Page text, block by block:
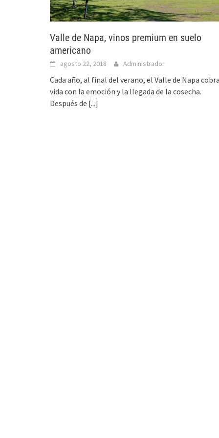
Valle de Napa, vinos premium en suelo
americano
agosto 22, 2018 Administrador
Cada año, al final del verano, el Valle de Napa cobra
vida con la emoción y la llegada de la cosecha.
Después de [...]